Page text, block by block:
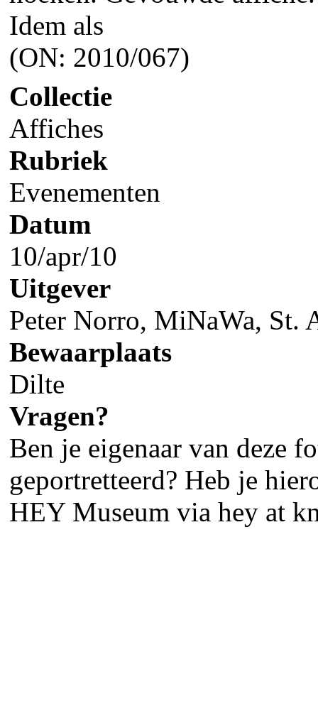
Idem als
(ON: 2010/067)
Collectie
Affiches
Rubriek
Evenementen
Datum
10/apr/10
Uitgever
Peter Norro, MiNaWa, St.
Bewaarplaats
Dilte
Vragen?
Ben je eigenaar van deze
geportretteerd? Heb je
HEY Museum via hey at